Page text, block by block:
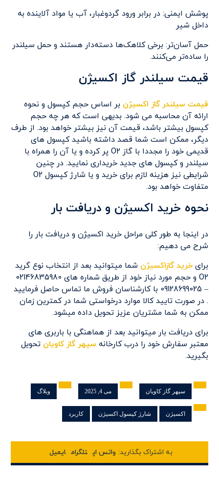
پوشش ایمنی: در برابر ورود گردوغبار، آب یا مواد آلاینده به
داخل شیر
حمل آسان‌تر: برخی کلاهک‌ها دسته‌دار هستند و حمل سیلندر
را ساده‌تر می‌کنند.
قیمت سیلندر گاز اکسیژن
قیمت سیلندر گاز اکسیژن بر اساس حجم کپسول و نحوه
ارائه آن محاسبه می شود. بدیهی است که هر چه حجم
کپسول بیشتر باشد، قیمت آن نیز بیشتر خواهد بود. از طرف
دیگر، ممکن است شما قصد داشته باشید کپسول های
قدیمی خود را مجددا با گاز O2 پر کرده و یا آن را همراه با
سیلندر و کپسول های جدید خریداری نمایید. در چنین
شرایطی نیز هزینه لازم برای خرید و یا شارژ کپسول O2
متفاوت خواهد بود.
نحوه خرید اکسیژن و دریافت بار
در اینجا به طور کلی مراحل خرید اکسیژن و دریافت بار را
شرح می دهیم:
برایخرید گازاکسیژن شما میتوانید بعد از انتخاب نوع گرید
O2 و حجم مورد نیاز خود از طریق شماره های 02146835980
– 09128699025 با کارشناسان فروش ما تماس حاصل فرمایید
. در صورت تایید کالا موارد درخواستی شما در کمترین زمان
ممکن به شما مشتریان عزیز تحویل داده میشود.
برای دریافت بار میتوانید بعد از هماهنگی با باربری های
معتبر سفارش خود را درب کارخانه سپهر گاز کاویان تحویل
بگیرید.
سپهر گاز کاویان می 4, 2025 وبلاگ
اکسیژن شارژ کپسول اکسیژن کاربرد
واتس اپ تلگرام ایمیل